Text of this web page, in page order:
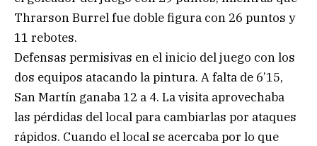
Thrarson Burrel fue doble figura con 26 puntos y
11 rebotes.
Defensas permisivas en el inicio del juego con los
dos equipos atacando la pintura. A falta de 6’15,
San Martín ganaba 12 a 4. La visita aprovechaba
las pérdidas del local para cambiarlas por ataques
rápidos. Cuando el local se acercaba por lo que